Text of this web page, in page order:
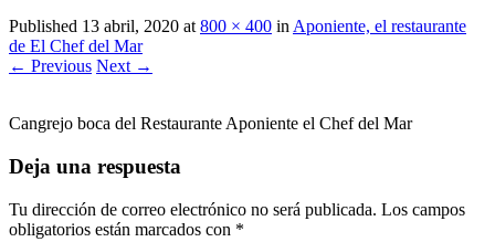
Published 13 abril, 2020 at 800 × 400 in Aponiente, el restaurante
de El Chef del Mar
← Previous Next →
Cangrejo boca del Restaurante Aponiente el Chef del Mar
Deja una respuesta
Tu dirección de correo electrónico no será publicada. Los campos
obligatorios están marcados con *